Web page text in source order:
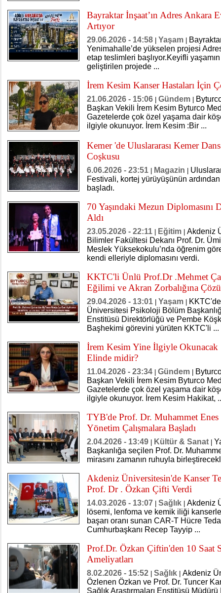
Bayraktar İnşaat’ın Adres Ankara
Artıyor
29.06.2026 - 14:58 Yaşam
Yenimahalle’de yükselen projesi
etap teslimleri başlıyor.Keyifli
geliştirilen projede ...
İrem Kesim Kanser Hastaları İçin
21.06.2026 - 15:06 Gündem
Başkan Vekili İrem Kesim Byturco
Gazetelerde çok özel yaşama dair
ilgiyle okunuyor. İrem Kesim :Bir ...
Kemer 'de Uluslararası Kemer
Coşkusu
6.06.2026 - 23:51 Magazin
Festivali, kortej yürüyüşünün
başladı.
70 Yaşındaki Mezun
Aldı
23.05.2026 - 22:11 Eğitim
Akdeniz
Bilimler Fakültesi Dekanı Prof. Dr.
Meslek Yüksekokulu’nda öğrenim
kendi elleriyle diplomasını verdi.
KKTC'li Ünlü Prof.Dr .Mehmet
Eğilimi ve Akran Zorbalığına
29.04.2026 - 13:01 Yaşam
Üniversitesi Psikoloji Bölüm
Enstitüsü Direktörlüğü ve Pembe
Başhekimi görevini yürüten KKTC'li ...
İrem Kesim Yine İlgiyle Okunacak
Elinde midir?
11.04.2026 - 23:34 Gündem
Başkan Vekili İrem Kesim Byturco
Gazetelerde çok özel yaşama dair
ilgiyle okunuyor. İrem Kesim Hakikat,
TYB'de Prof. Dr. Muhammet Enes
Yönetim Çalışmalara Başladı
2.04.2026 - 13:49 Kültür & Sanat
Başkanlığa seçilen Prof. Dr.
mirasını zamanın ruhuyla
Akdeniz Üniversitesin'de Kanser
Prof. Dr . Özkan Çifti Verdi
14.03.2026 - 13:07 Sağlık
Akdeniz
lösemi, lenfoma ve kemik iliği
başarı oranı sunan CAR-T Hücre
Cumhurbaşkanı Recep Tayyip ...
Prof.Dr. Özkan Çiftin'den 10 Saat
Ameliyatları
8.02.2026 - 15:52 Sağlık
Akdeniz
Özlenen Özkan ve Prof. Dr. Tuncer
Sağlık Araştırmaları Enstitüsü